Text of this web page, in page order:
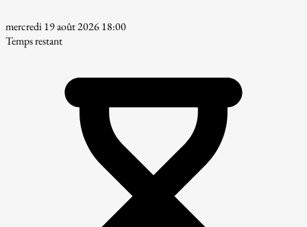
mercredi 19 août 2026 18:00
Temps restant